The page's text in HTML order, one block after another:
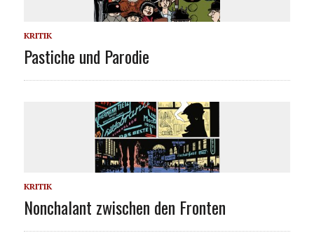
KRITIK
Pastiche und Parodie
KRITIK
Nonchalant zwischen den Fronten